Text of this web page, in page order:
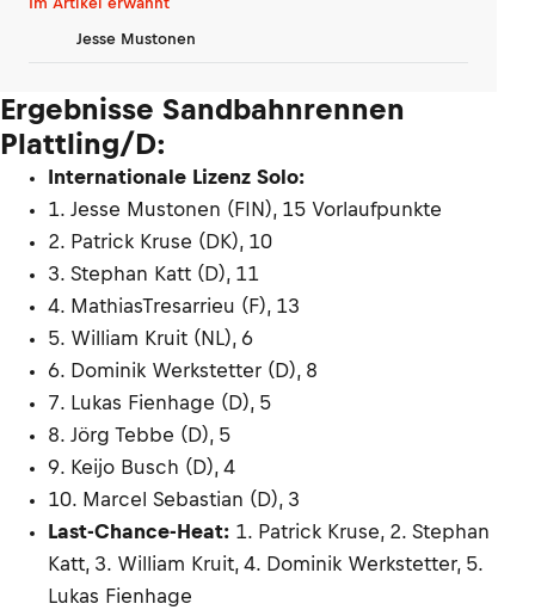
Jesse Mustonen
Ergebnisse Sandbahnrennen
Plattling/D:
Internationale Lizenz Solo:
1. Jesse Mustonen (FIN), 15 Vorlaufpunkte
2. Patrick Kruse (DK), 10
3. Stephan Katt (D), 11
4. MathiasTresarrieu (F), 13
5. William Kruit (NL), 6
6. Dominik Werkstetter (D), 8
7. Lukas Fienhage (D), 5
8. Jörg Tebbe (D), 5
9. Keijo Busch (D), 4
10. Marcel Sebastian (D), 3
Last-Chance-Heat: 1. Patrick Kruse, 2. Stephan
Katt, 3. William Kruit, 4. Dominik Werkstetter, 5.
Lukas Fienhage